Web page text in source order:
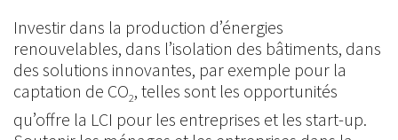
Investir dans la production d’énergies
renouvelables, dans l’isolation des bâtiments, dans
des solutions innovantes, par exemple pour la
captation de CO2, telles sont les opportunités
qu’offre la LCI pour les entreprises et les start-up.